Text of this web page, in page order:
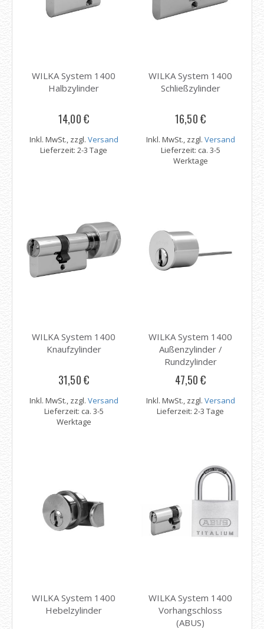
WILKA System 1400
Halbzylinder
14,00 €
Inkl. MwSt., zzgl. Versand
Lieferzeit: 2-3 Tage
WILKA System 1400
Schließzylinder
16,50 €
Inkl. MwSt., zzgl. Versand
Lieferzeit: ca. 3-5
Werktage
WILKA System 1400
Knaufzylinder
31,50 €
Inkl. MwSt., zzgl. Versand
Lieferzeit: ca. 3-5
Werktage
WILKA System 1400
Außenzylinder /
Rundzylinder
47,50 €
Inkl. MwSt., zzgl. Versand
Lieferzeit: 2-3 Tage
WILKA System 1400
Hebelzylinder
WILKA System 1400
Vorhangschloss
(ABUS)